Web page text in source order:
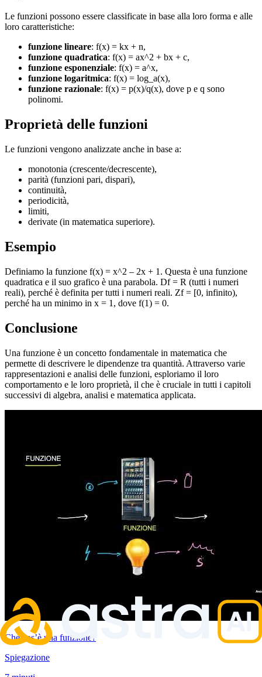
Le funzioni possono essere classificate in base alla loro forma e alle
loro caratteristiche:
funzione lineare: f(x) = kx + n,
funzione quadratica: f(x) = ax^2 + bx + c,
funzione esponenziale: f(x) = a^x,
funzione logaritmica: f(x) = log_a(x),
funzione razionale: f(x) = p(x)/q(x), dove p e q sono
polinomi.
Proprietà delle funzioni
Le funzioni vengono analizzate anche in base a:
monotonia (crescente/decrescente),
parità (funzioni pari, dispari),
continuità,
periodicità,
limiti,
derivate (in matematica superiore).
Esempio
Definiamo la funzione f(x) = x^2 – 2x + 1. Questa è una funzione
quadratica e il suo grafico è una parabola. Df = R (tutti i numeri
reali), perché è definita per tutti i numeri reali. Zf = [0, infinito),
perché ha un minimo in x = 1, dove f(1) = 0.
Conclusione
Una funzione è un concetto fondamentale in matematica che
permette di descrivere le dipendenze tra quantità. Attraverso varie
rappresentazioni e analisi delle funzioni, esploriamo il loro
comportamento e le loro proprietà, il che è cruciale in tutti i capitoli
successivi di algebra, analisi e matematica applicata.
Che cos’è una funzione?
Spiegazione